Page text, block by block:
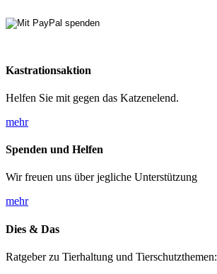
Kastrationsaktion
Helfen Sie mit gegen das Katzenelend.
mehr
Spenden und Helfen
Wir freuen uns über jegliche Unterstützung
mehr
Dies & Das
Ratgeber zu Tierhaltung und Tierschutzthemen: